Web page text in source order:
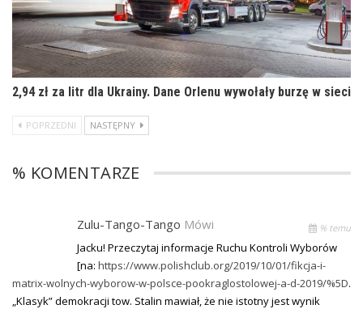
2,94 zł za litr dla Ukrainy. Dane Orlenu wywołały burzę w sieci
POPRZEDNI NASTĘPNY
% KOMENTARZE
Zulu-Tango-Tango Mówi % temu
Jacku! Przeczytaj informacje Ruchu Kontroli Wyborów
[na: https://www.polishclub.org/2019/10/01/fikcja-i-
matrix-wolnych-wyborow-w-polsce-pookraglostolowej-a-d-2019/%5D.
„Klasyk” demokracji tow. Stalin mawiał, że nie istotny jest wynik